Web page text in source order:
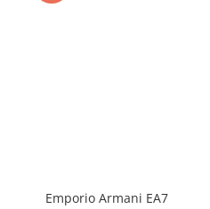
Emporio Armani EA7